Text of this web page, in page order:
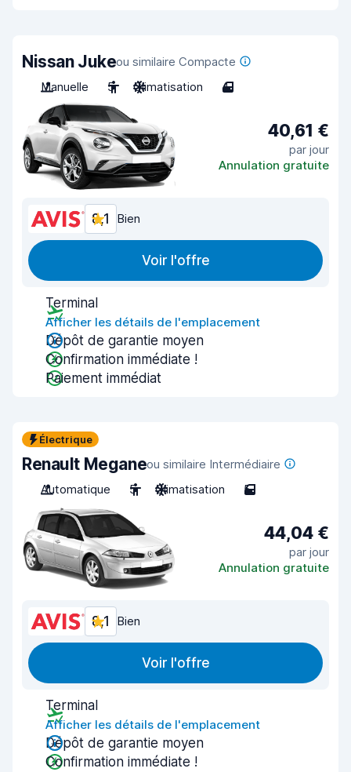
Nissan Jukeou similaire Compacte
Manuelle
5 Climatisation 4
40,61 €
par jour
Annulation gratuite
8,1 Bien
Voir l'offre
Terminal
Afficher les détails de l'emplacement
Dépôt de garantie moyen
Confirmation immédiate !
Paiement immédiat
Électrique
Renault Meganeou similaire Intermédiaire
Automatique
5 Climatisation 5
44,04 €
par jour
Annulation gratuite
8,1 Bien
Voir l'offre
Terminal
Afficher les détails de l'emplacement
Dépôt de garantie moyen
Confirmation immédiate !